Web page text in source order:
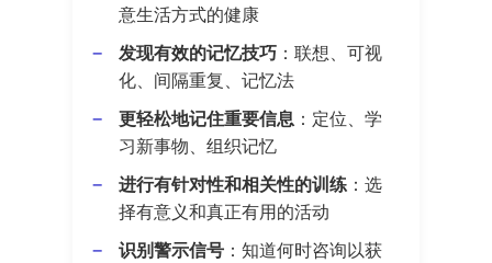
意生活方式的健康
发现有效的记忆技巧 ：联想、可视
化、间隔重复、记忆法
更轻松地记住重要信息 ：定位、学
习新事物、组织记忆
进行有针对性和相关性的训练 ：选
择有意义和真正有用的活动
识别警示信号 ：知道何时咨询以获